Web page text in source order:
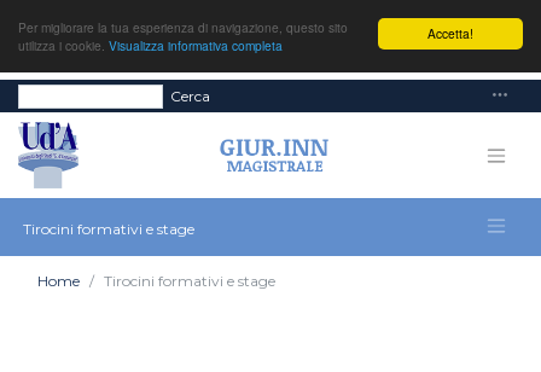
Accetta!
Per migliorare la tua esperienza di navigazione, questo sito
utilizza i cookie. Visualizza informativa completa
Cerca
Tirocini formativi e stage
Home Tirocini formativi e stage